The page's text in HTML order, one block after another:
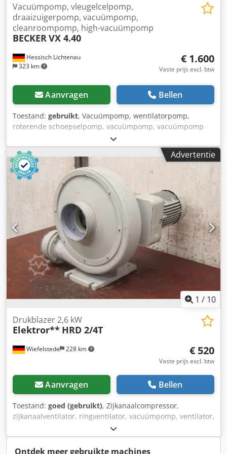
Hessisch Lichtenau
323 km
Vacuümpomp, vleugelcelpomp,
draaizuigerpomp, vacuümpomp,
cleanroompomp, high-vacuümpomp
BECKERVX 4.40
€ 1.600
Vaste prijs excl. btw
Aanvragen Bellen
Toestand: gebruikt, Vacuümpomp, wentilatorpomp,
roterende schoepselpomp, vacuümpomp, vacuümpomp
voor schone ruimtes, BECKER type VX 4.40
Hoogvacuümpomp Chedpfx Abjzrzyaehea Serienummer:
2583674, bouwjaar 2011 Debiet: 40 m³/h Vacuüm: -0,8 bar
(vastgesteld tijdens proefdraai) Vacuüm: -0,9 bar
(fabrieksspecificatie) Zuigaansluiting: G 3/4"
Motortoerental: 1420 tpm Motorvermogen: 1,25 kW
Netspanning: 400 volt, 50 Hz - droogloopveilig, olievrije
roterende schoepselvacuümpomp - geluidsisolatie van
polystyreen (piepschuim) Afmetingen met
geluidsisolerende behuizing (L x B x H): 820 x 460 x 350
mm Afmetingen zonder geluidsisolerende behuizing (L x B
x H): 540 x 250 x 280 mm Gewicht: 45 kg zeer goede staat
Advertentie
1 / 10
Wiefelstede 228 km
Drukblazer 2,6 kW
Elektror** HRD 2/4T
€ 520
Vaste prijs excl. btw
Aanvragen Bellen
Toestand: goed (gebruikt), Zijkanaalcompressor,
zijkanaalventilator, ringventilator, vacuümpomp, ventilator,
radiale ventilator, drukventilator Chedpswncavefx Abhea -
Fabrikant: Elektror, drukventilator radiaalventilator type
HRD 2/4T -Aandrijving: 2,6 kW -Snelheid: 2860 tpm -
Ontdek meer gebruikte machines